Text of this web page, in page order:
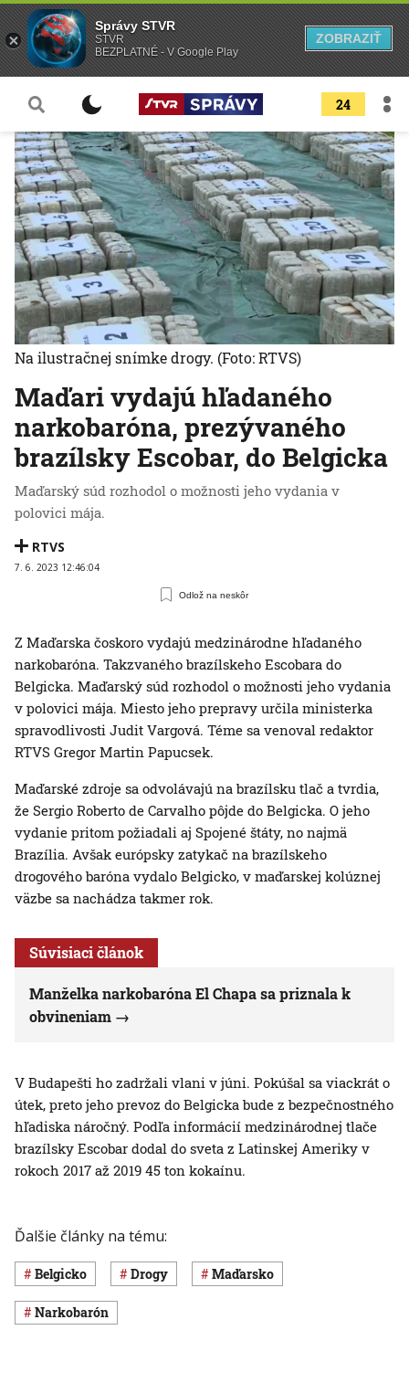
24
Maďari vydajú hľadaného
narkobaróna, prezývaného
brazílsky Escobar, do Belgicka
Maďarský súd rozhodol o možnosti jeho vydania v
polovici mája.
RTVS
7. 6. 2023 12:46:04
Odlož na neskôr
Na ilustračnej snímke drogy. (Foto: RTVS)
Z Maďarska čoskoro vydajú medzinárodne hľadaného
narkobaróna. Takzvaného brazílskeho Escobara do
Belgicka. Maďarský súd rozhodol o možnosti jeho vydania
v polovici mája. Miesto jeho prepravy určila ministerka
spravodlivosti Judit Vargová. Téme sa venoval redaktor
RTVS Gregor Martin Papucsek.
Maďarské zdroje sa odvolávajú na brazílsku tlač a tvrdia,
že Sergio Roberto de Carvalho pôjde do Belgicka. O jeho
vydanie pritom požiadali aj Spojené štáty, no najmä
Brazília. Avšak európsky zatykač na brazílskeho
drogového baróna vydalo Belgicko, v maďarskej kolúznej
väzbe sa nachádza takmer rok.
Súvisiaci článok
Manželka narkobaróna El Chapa sa priznala k
obvineniam
V Budapešti ho zadržali vlani v júni. Pokúšal sa viackrát o
útek, preto jeho prevoz do Belgicka bude z bezpečnostného
hľadiska náročný. Podľa informácií medzinárodnej tlače
brazílsky Escobar dodal do sveta z Latinskej Ameriky v
rokoch 2017 až 2019 45 ton kokaínu.
Ďalšie články na tému:
Belgicko drogy Maďarsko
narkobarón
Správy STVR
STVR
BEZPLATNÉ - V Google Play
ZOBRAZIŤ